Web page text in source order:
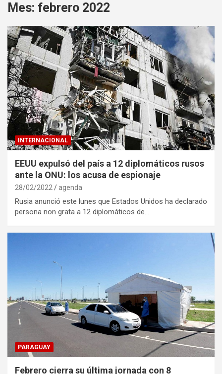
Mes: febrero 2022
INTERNACIONAL
EEUU expulsó del país a 12 diplomáticos rusos
ante la ONU: los acusa de espionaje
28/02/2022 agenda
Rusia anunció este lunes que Estados Unidos ha declarado
persona non grata a 12 diplomáticos de…
PARAGUAY
Febrero cierra su última jornada con 8